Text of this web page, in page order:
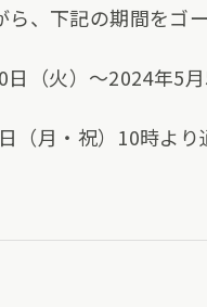
ら、下記の期間をゴ
（火）～2024年5月
（月・祝）10時より